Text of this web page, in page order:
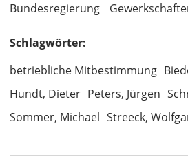
Bundesregierung
Schlagwörter:
betriebliche Mitbestimmung
Hundt, Dieter Peters, Jürgen
Sommer, Michael Streeck,